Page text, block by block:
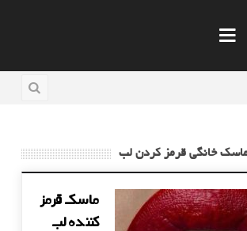
خانگی قرمز کردن لب
ماسک قرمز
کننده لب